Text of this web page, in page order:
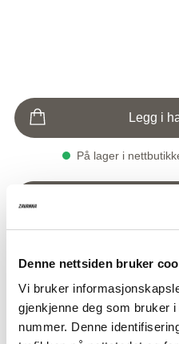
Denne nettsiden bruker
Vi bruker
gjenkjenne deg som bruker
nummer. Denne
Smykke
Legg i
På lager i
Varenummer
1005061-8695
Qty: 5
Halssmykke med vakkert